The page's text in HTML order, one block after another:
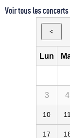
Voir tous les
<
Lun
3 4
10 11
17